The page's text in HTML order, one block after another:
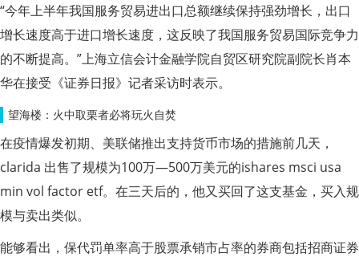
“今年上半年我国服务贸易进出口总额继续保持强劲增长，出口
增长速度高于进口增长速度，这反映了我国服务贸易国际竞争力
的不断提高。”上海立信会计金融学院自贸区研究院副院长肖本
华在接受《证券日报》记者采访时表示。
望海楼：火中取栗者必将玩火自焚
在疫情爆发初期、美联储推出支持货币市场的措施前几天，
clarida 出售了规模为100万—500万美元的ishares msci usa
min vol factor etf。在三天后的，他又买回了这支基金，买入规
模与卖出类似。
能够看出，保代罚单率高于股票承销市占率的券商包括招商证券